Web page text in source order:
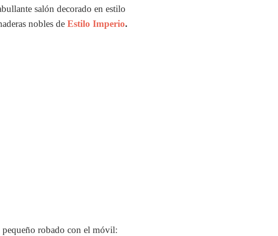
salón decorado en estilo
nobles de Estilo Imperio.
pequeño robado con el móvil: